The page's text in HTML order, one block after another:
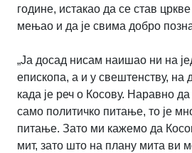
године, истакао да се став
мењао и да је свима добро
„Ја досад нисам наишао ни на
епископа, а и у свештенству, на
када је реч о Косову. Наравно
само политичко питање, то је
питање. Зато ми кажемо да
мит, зато што на плану мита ви